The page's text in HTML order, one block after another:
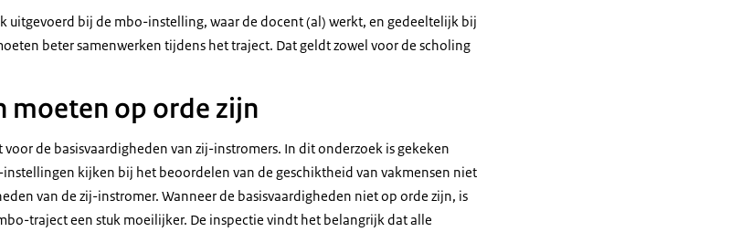
uitgevoerd bij de mbo-instelling, waar de docent (al) werkt, en gedeeltelijk bij
beter samenwerken tijdens het traject. Dat geldt zowel voor de scholing
moeten op orde zijn
de basisvaardigheden van zij-instromers. In dit onderzoek is gekeken
kijken bij het beoordelen van de geschiktheid van vakmensen niet
van de zij-instromer. Wanneer de basisvaardigheden niet op orde zijn, is
traject een stuk moeilijker. De inspectie vindt het belangrijk dat alle